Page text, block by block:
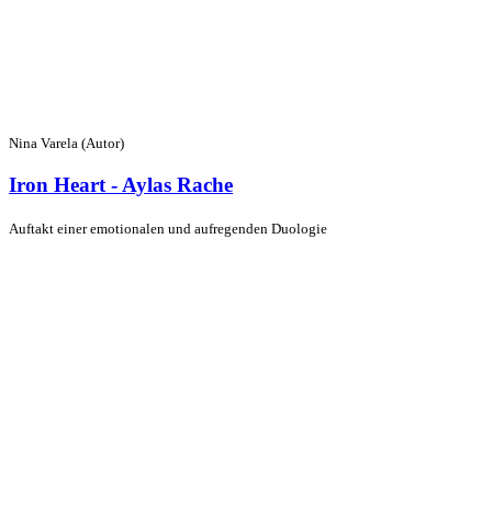
Nina Varela (Autor)
Iron Heart - Aylas Rache
Auftakt einer emotionalen und aufregenden Duologie